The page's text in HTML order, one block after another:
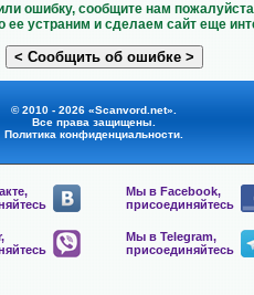
ошибку, сообщите нам
ее устраним и сделаем сайт еще
© 2010 - 2026 «Scanvord.net».
Все права защищены.
Политика конфиденциальности.
Мы в Facebook,
присоединяйтесь
Мы в Telegram,
присоединяйтесь